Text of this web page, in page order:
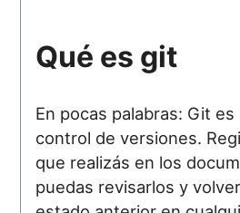
Qué es git
En pocas palabras: Git
control de versiones.
que realizás en los
puedas revisarlos y